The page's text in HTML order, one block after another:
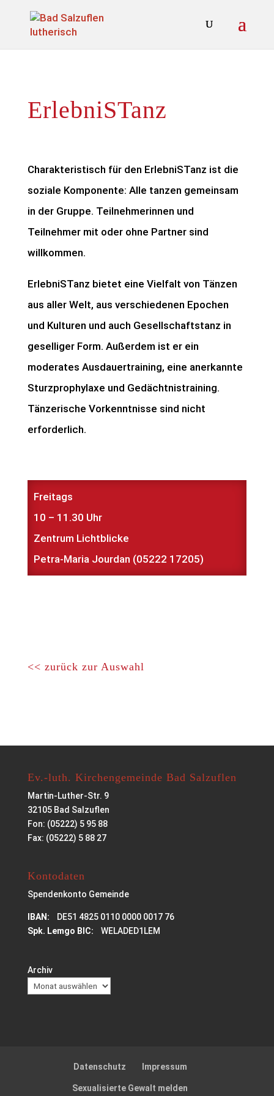
ErlebniSTanz
Charakteristisch für den ErlebniSTanz ist die
soziale Komponente: Alle tanzen gemeinsam
in der Gruppe. Teilnehmerinnen und
Teilnehmer mit oder ohne Partner sind
willkommen.
ErlebniSTanz bietet eine Vielfalt von Tänzen
aus aller Welt, aus verschiedenen Epochen
und Kulturen und auch Gesellschaftstanz in
geselliger Form. Außerdem ist er ein
moderates Ausdauertraining, eine anerkannte
Sturzprophylaxe und Gedächtnistraining.
Tänzerische Vorkenntnisse sind nicht
erforderlich.
Freitags
10 – 11.30 Uhr
Zentrum Lichtblicke
Petra-Maria Jourdan (05222 17205)
<< zurück zur Auswahl
Ev.-luth. Kirchengemeinde Bad Salzuflen
Martin-Luther-Str. 9
32105 Bad Salzuflen
Fon: (05222) 5 95 88
Fax: (05222) 5 88 27
Kontodaten
Spendenkonto Gemeinde
IBAN: DE51 4825 0110 0000 0017 76
Spk. Lemgo BIC: WELADED1LEM
Archiv
Datenschutz Impressum
Sexualisierte Gewalt melden